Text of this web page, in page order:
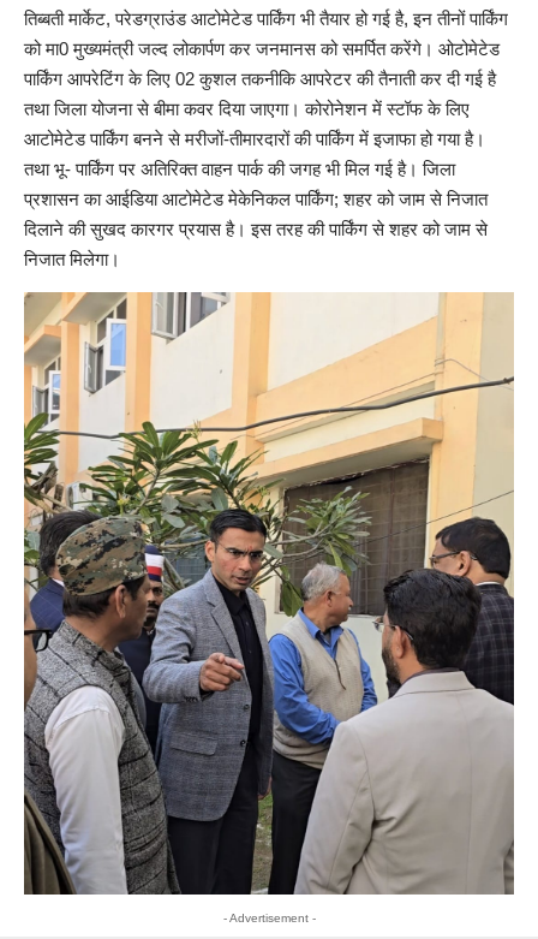
तिब्बती मार्केट, परेडग्राउंड आटोमेटेड पार्किंग भी तैयार हो गई है, इन तीनों पार्किंग
को मा0 मुख्यमंत्री जल्द लोकार्पण कर जनमानस को समर्पित करेंगे। ओटोमेटेड
पार्किंग आपरेटिंग के लिए 02 कुशल तकनीकि आपरेटर की तैनाती कर दी गई है
तथा जिला योजना से बीमा कवर दिया जाएगा। कोरोनेशन में स्टॉफ के लिए
आटोमेटेड पार्किंग बनने से मरीजों-तीमारदारों की पार्किंग में इजाफा हो गया है।
तथा भू- पार्किंग पर अतिरिक्त वाहन पार्क की जगह भी मिल गई है। जिला
प्रशासन का आईडिया आटोमेटेड मेकेनिकल पार्किंग; शहर को जाम से निजात
दिलाने की सुखद कारगर प्रयास है। इस तरह की पार्किंग से शहर को जाम से
निजात मिलेगा।
- Advertisement -